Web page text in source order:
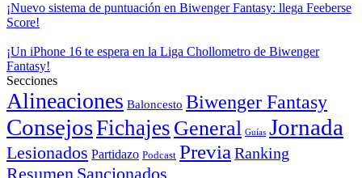
¡Nuevo sistema de puntuación en Biwenger Fantasy: llega Feeberse
Score!
¡Un iPhone 16 te espera en la Liga Chollometro de Biwenger
Fantasy!
Secciones
Alineaciones Baloncesto Biwenger Fantasy
ConsejosFichajes General Guías Jornada
Lesionados Partidazo Podcast Previa Ranking
Resumen Sancionados